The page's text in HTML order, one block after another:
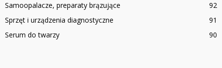
Samoopalacze, preparaty brązujące
92
Sprzęt i urządzenia diagnostyczne
91
Serum do twarzy
90